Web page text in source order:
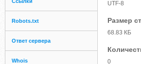
Robots.txt
Ответ сервера
Whois
UTF-8
Размер
68.83 КБ
0